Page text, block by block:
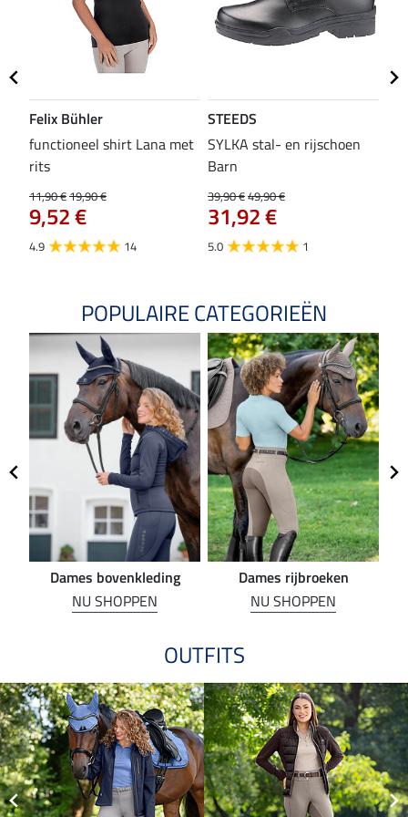
Felix Bühler
functioneel shirt Lana met
rits
11,90 €19,90 €
9,52 €
4.9 14
STEEDS
SYLKA stal- en rijschoen
Barn
39,90 €49,90 €
31,92 €
5.0 1
POPULAIRE CATEGORIEËN
Dames bovenkleding
NU SHOPPEN
Dames rijbroeken
NU SHOPPEN
OUTFITS